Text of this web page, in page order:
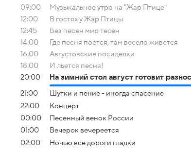
09:00
Музыкальное утро на "Жар Птице"
12:00
В гостях у Жар Птицы
12:45
Без песен мир тесен
14:00
Где песня поется, там весело живется
16:00
Августовские посиделки
18:00
И льется песня!
20:00
На зимний стол август готовит
21:00
Шутки и пение - иногда спасение
22:00
Концерт
00:00
Песенный венок России
01:00
Вечерок вечереется
02:00
Ночью все дороги гладки